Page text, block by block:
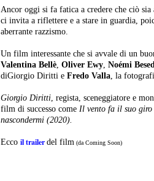
Ancor oggi si fa fatica a credere che ciò
ci invita a riflettere e a stare in guardia,
aberrante razzismo.
Un film interessante che si avvale di un
Valentina Bellè, Oliver Ewy, Noémi
diGiorgio Diritti e Fredo Valla, la
Giorgio Diritti, regista, sceneggiatore e
film di successo come Il vento fa il suo giro
nascondermi (2020).
Ecco il trailer del film (da Coming Soon)